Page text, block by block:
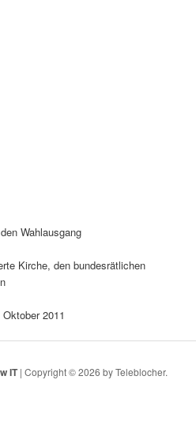
Wahlausgang
Kirche, den bundesrätlichen
2011
IT| Copyright © 2026 by Teleblocher.